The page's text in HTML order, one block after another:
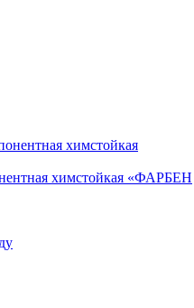
химстойкая «ФАРБЕН